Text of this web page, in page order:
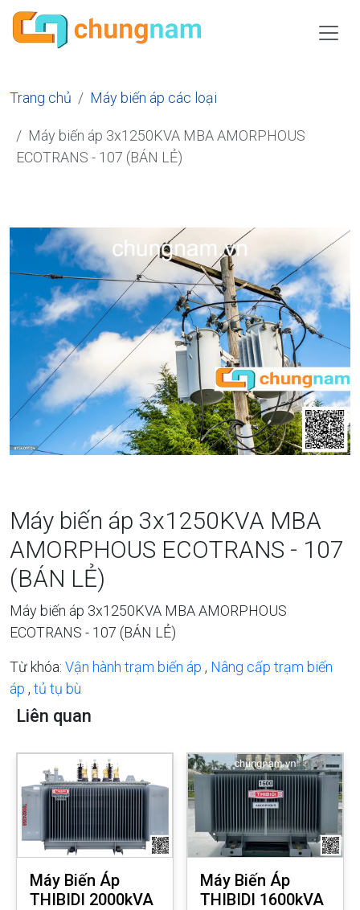
Trang chủ Máy biến áp các loại
Máy biến áp 3x1250KVA MBA AMORPHOUS
ECOTRANS - 107 (BÁN LẺ)
Máy biến áp 3x1250KVA MBA
AMORPHOUS ECOTRANS - 107
(BÁN LẺ)
Máy biến áp 3x1250KVA MBA AMORPHOUS
ECOTRANS - 107 (BÁN LẺ)
Từ khóa: Vận hành trạm biến áp , Nâng cấp trạm biến
áp , tủ tụ bù
Liên quan
Máy Biến Áp
THIBIDI 2000kVA
Máy Biến Áp
THIBIDI 1600kVA